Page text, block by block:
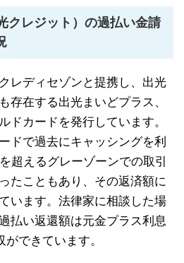
クレジット）の過払い金請
レディセゾンと提携し、出光
存在する出光まいどプラス、
ドカードを発行しています。
ドで過去にキャッシングを利
超えるグレーゾーンでの取引
たこともあり、その返済額に
います。法律家に相談した場
払い返還額は元金プラス利息
できています。